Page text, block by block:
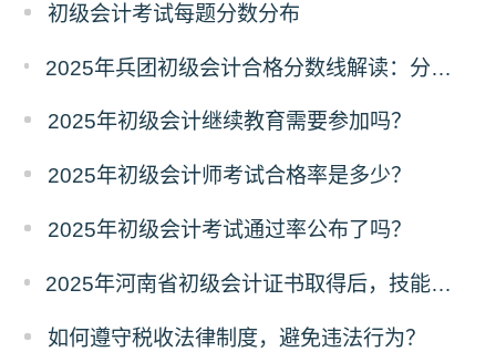
初级会计考试每题分数分布
2025年兵团初级会计合格分数线解读：分数线、有效期及证书领取流程
2025年初级会计继续教育需要参加吗？
2025年初级会计师考试合格率是多少？
2025年初级会计考试通过率公布了吗？
2025年河南省初级会计证书取得后，技能提升补贴政策初级1000元
如何遵守税收法律制度，避免违法行为？